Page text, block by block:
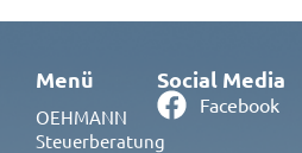
Menü
OEHMANN
Steuerberatung
Social Media
Facebook